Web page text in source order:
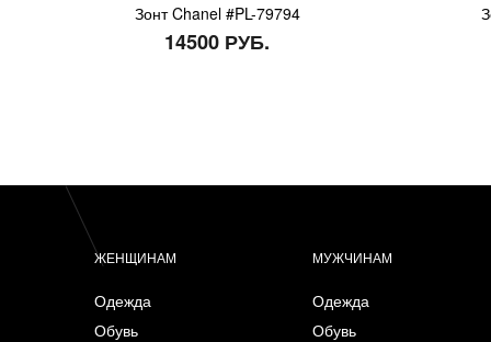
Зонт Chanel #PL-79794
14500 РУБ.
ЖЕНЩИНАМ
Одежда
Обувь
МУЖЧИНАМ
Одежда
Обувь